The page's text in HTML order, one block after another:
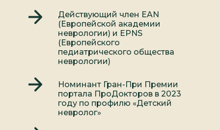
Действующий член EAN
(Европейской академии
неврологии) и EPNS
(Европейского
педиатрического общества
неврологии)
Номинант Гран-При Премии
портала ПроДокторов в 2023
году по профилю «Детский
невролог»